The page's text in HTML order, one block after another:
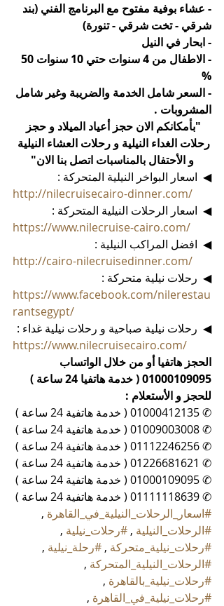
- عشاء بوفية مفتوح مع البرنامج الفني (بند
شرقي - تخت شرقي - تنورة)
- ابحار في النيل
%
- السعر شامل الخدمة والضريبة وغير شامل
المشروبات .
"بأمكانكم الان حجز أعياد الميلاد و حجز
رحلات الغداء النيلية و رحلات العشاء النيلية
و الأحتفال بالمناسبات اتصل بنا الان"
◀  اسعار البواخر النيلية المتحركة :
http://nilecruisecairo-dinner.com/
◀  اسعار الرحلات النيلية المتحركة :
https://www.nilecruise-cairo.com/
◀  افضل المراكب النيلية :
http://cairo-nilecruisedinner.com/
◀  رحلات نيلية متحركة :
https://www.facebook.com/nilerestau
rantsegypt/
◀  رحلات نيلية صباحية و رحلات نيلية غداء :
https://www.nilecruisecairo.com/
الحجز هاتفيا أو من خلال الواتساب
01000109095 ( خدمة هاتفيا 24 ساعة )
للحجز و الأستعلام :
✆ 01000412135 ( خدمة هاتفية 24 ساعة )
✆ 01009003008 ( خدمة هاتفية 24 ساعة )
✆ 01112246256 ( خدمة هاتفية 24 ساعة )
✆ 01226681621 ( خدمة هاتفية 24 ساعة )
✆ 01000109095 ( خدمة هاتفية 24 ساعة )
✆ 01111118639 ( خدمة هاتفية 24 ساعة )
#اسعار_الرحلات_النيلية_في_القاهرة ,
#الرحلات_النيلية , #رحلات_نيلية ,
#رحلات_نيلية_متحركة , #رحلة_نيلية ,
#الرحلات_النيلية_المتحركة ,
#رحلات_نيلية_بالقاهرة ,
#رحلات_نيلية_في_القاهرة ,